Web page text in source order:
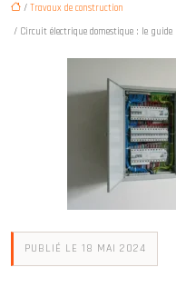
/ Travaux de construction
/ Circuit électrique domestique : le
PUBLIÉ LE 18 MAI 2024